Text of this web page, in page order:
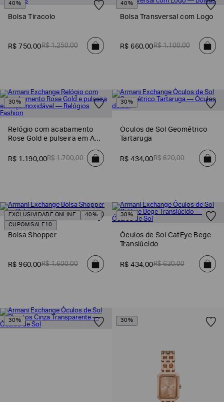
40%
Bolsa Tiracolo
R$ 750,00R$ 1.250,00
40%
Bolsa Transversal com Logo
R$ 660,00R$ 1.100,00
30%
Relógio com acabamento
Rose Gold e pulseira em Aço
R$ 1 .190,00R$ 1.700,00
30%
Óculos de Sol Geométrico
Tartaruga
R$ 434,00R$ 620,00
EXCLUSIVIDADE ONLINE
40%
CUPOM SALE10
Bolsa Shopper
R$ 960,00R$ 1.600,00
30%
Óculos de Sol CatEye Bege
Translúcido
R$ 434,00R$ 620,00
30% 30%
todos
Armani
Exchange
Produtos